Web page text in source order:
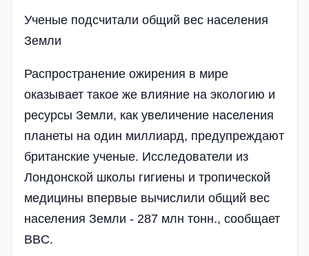
Ученые подсчитали общий вес населения
Земли
Распространение ожирения в мире
оказывает такое же влияние на экологию и
ресурсы Земли, как увеличение населения
планеты на один миллиард, предупреждают
британские ученые. Исследователи из
Лондонской школы гигиены и тропической
медицины впервые вычислили общий вес
населения Земли - 287 млн тонн., сообщает
BBC.